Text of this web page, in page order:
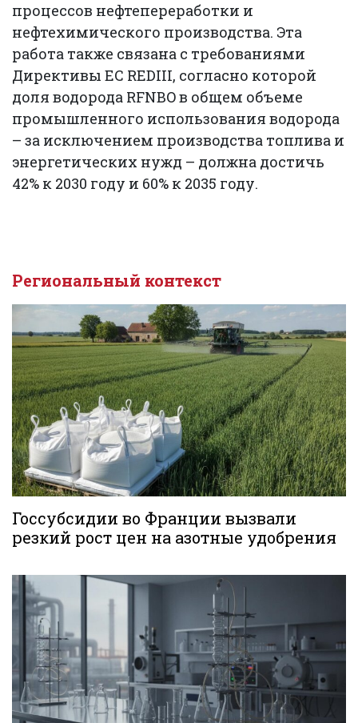
процессов нефтепереработки и
нефтехимического производства. Эта
работа также связана с требованиями
Директивы ЕС REDIII, согласно которой
доля водорода RFNBO в общем объеме
промышленного использования водорода
– за исключением производства топлива и
энергетических нужд – должна достичь
42% к 2030 году и 60% к 2035 году.
Региональный контекст
Госсубсидии во Франции вызвали
резкий рост цен на азотные удобрения